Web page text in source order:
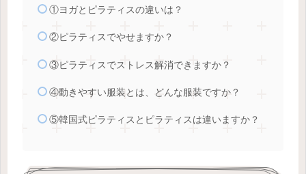
①ヨガとピラティスの違いは？
②ピラティスでやせますか？
③ピラティスでストレス解消できますか？
④動きやすい服装とは、どんな服装ですか？
⑤韓国式ピラティスとピラティスは違いますか？